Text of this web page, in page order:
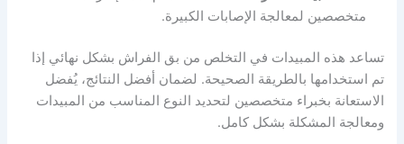
متخصصين لمعالجة الإصابات الكبيرة.
تساعد هذه المبيدات في التخلص من بق الفراش بشكل نهائي إذا
تم استخدامها بالطريقة الصحيحة. لضمان أفضل النتائج، يُفضل
الاستعانة بخبراء متخصصين لتحديد النوع المناسب من المبيدات
ومعالجة المشكلة بشكل كامل.